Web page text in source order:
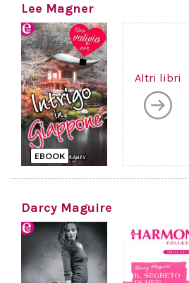
Lee Magner
EBOOK
Altri libri
Darcy Maguire